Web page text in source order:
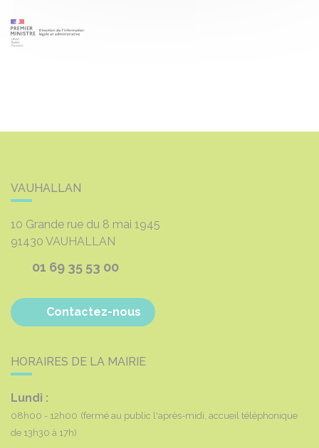
VAUHALLAN
10 Grande rue du 8 mai 1945
91430 VAUHALLAN
01 69 35 53 00
Contactez-nous
HORAIRES DE LA MAIRIE
Lundi :
08h00 - 12h00 (fermé au public l'après-midi, accueil téléphonique
de 13h30 à 17h)